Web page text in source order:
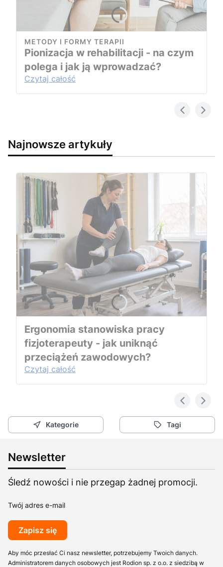
METODY I FORMY TERAPII
Pionizacja w rehabilitacji - na czym
polega i jak ją wprowadzać?
Czytaj całość
Najnowsze artykuły
Ergonomia stanowiska pracy
fizjoterapeuty - jak uniknąć
przeciążeń zawodowych?
Czytaj całość
Kategorie Tagi
Newsletter
Śledź nowości i nie przegap żadnej promocji.
Twój adres e-mail
Zapisz się
Aby móc przesłać Ci nasz newsletter, potrzebujemy Twoich danych.
Administratorem danych osobowych jest Rodion sp. z o.o. z siedzibą w